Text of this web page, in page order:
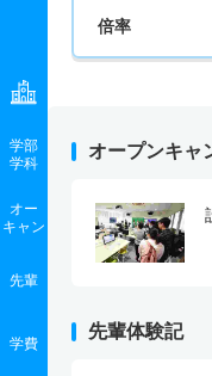
学部
学科
オー
キャン
先輩
学費
倍率
オープンキャ
先輩体験記